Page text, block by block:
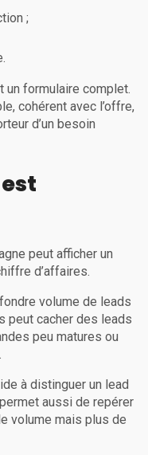
;
un formulaire complet.
cohérent avec l’offre,
d’un besoin
peut afficher un
d’affaires.
volume de leads
peut cacher des leads
peu matures ou
à distinguer un lead
permet aussi de repérer
volume mais plus de